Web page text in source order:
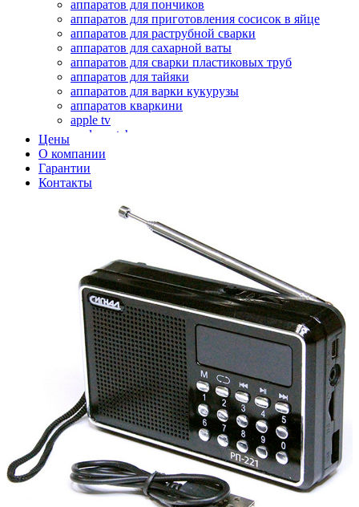
аппаратов для пончиков
аппаратов для приготовления сосисок в яйце
аппаратов для раструбной сварки
аппаратов для сахарной ваты
аппаратов для сварки пластиковых труб
аппаратов для тайяки
аппаратов для варки кукурузы
аппаратов кваркини
apple tv
apple watch
аромадиффузоров
аромастанций
ароматизаторов воздуха
аудиоплееров
аудиопроцессоров
аудиосистем
аудиоусилителей
авто акустики, автомобильной акустики
авто мониторов
автохолодильников
автокондиционера
автоматики для генераторов
автоматики управления
автоматики вентустановок
автомобильных телевизоров
автомоек
автотрансформаторов
багги
бактерицидной лампы
беговых дорожек
бензобуров
бензогенераторов
бензоножниц
бензопил
бензорезов
Цены
О компании
Гарантии
Контакты